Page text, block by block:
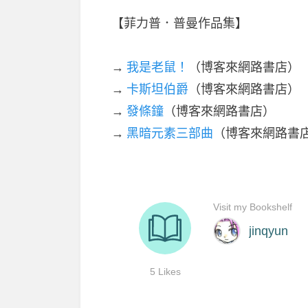
【菲力普．普曼作品集】
→ 我是老鼠！
（博客來網路書店）
→ 卡斯坦伯爵 （博客來網路書店）
→ 發條鐘 （博客來網路書店）
→ 黑暗元素三部曲 （博客來網路書